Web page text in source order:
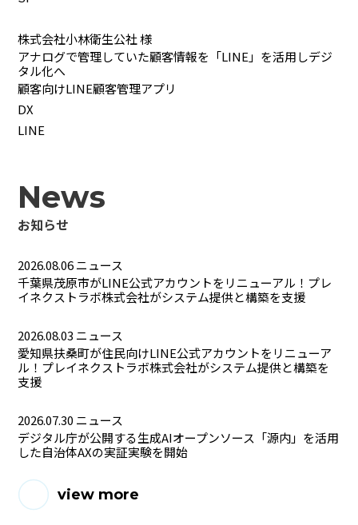
株式会社小林衛生公社 様
アナログで管理していた顧客情報を「LINE」を活用しデジ
タル化へ
顧客向けLINE顧客管理アプリ
DX
LINE
News
お知らせ
2026.08.06ニュース
千葉県茂原市がLINE公式アカウントをリニューアル！プレ
イネクストラボ株式会社がシステム提供と構築を支援
2026.08.03 ニュース
愛知県扶桑町が住民向けLINE公式アカウントをリニューア
ル！プレイネクストラボ株式会社がシステム提供と構築を
支援
2026.07.30 ニュース
デジタル庁が公開する生成AIオープンソース「源内」を活用
した自治体AXの実証実験を開始
view more